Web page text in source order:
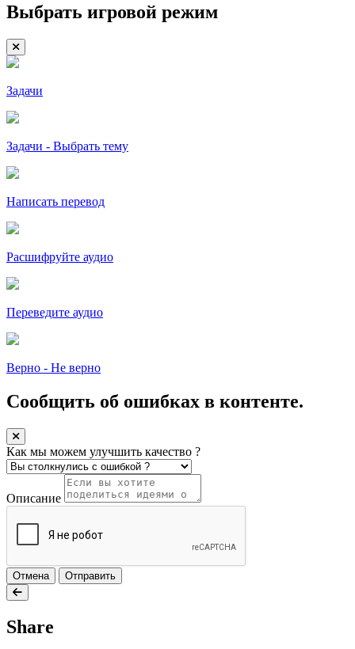
Выбрать игровой режим
Задачи
Задачи - Выбрать тему
Написать перевод
Расшифруйте аудио
Переведите аудио
Верно - Не верно
Сообщить об ошибках в контенте.
Как мы можем улучшить качество ?
Описание
Отмена Отправить
Share